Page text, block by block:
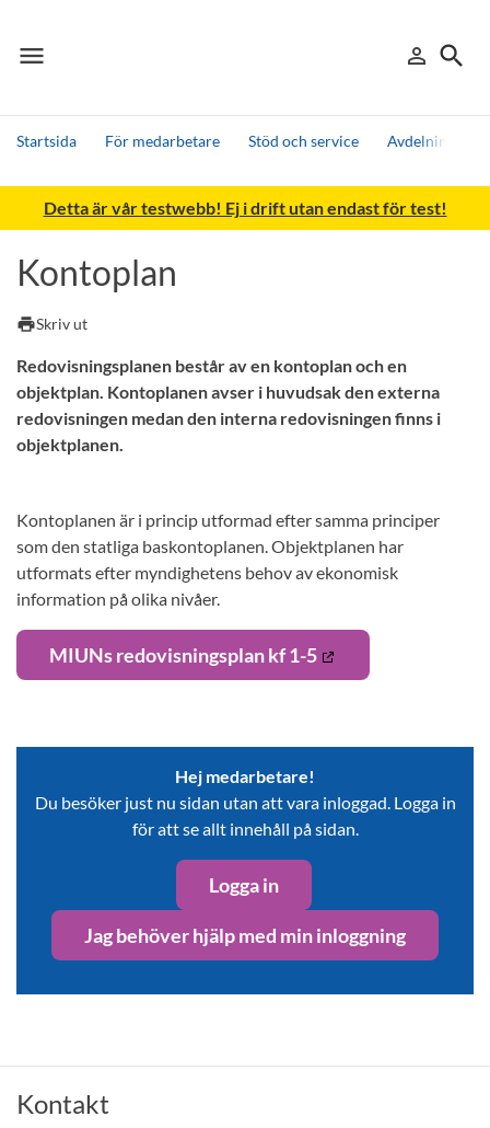
menu
Meny person_outline
Logga in
search
Sök
Startsida För medarbetare Stöd och service Avdelningen
Sök
Andra söktjänster
Detta är vår testwebb! Ej i drift utan endast för test!
Kontoplan
printSkriv ut
Redovisningsplanen består av en kontoplan och en
objektplan. Kontoplanen avser i huvudsak den externa
redovisningen medan den interna redovisningen finns i
objektplanen.
Kontoplanen är i princip utformad efter samma principer
som den statliga baskontoplanen. Objektplanen har
utformats efter myndighetens behov av ekonomisk
information på olika nivåer.
MIUNs redovisningsplan kf 1-5
Hej medarbetare!
Du besöker just nu sidan utan att vara inloggad. Logga in
för att se allt innehåll på sidan.
Logga in
Jag behöver hjälp med min inloggning
Kontakt